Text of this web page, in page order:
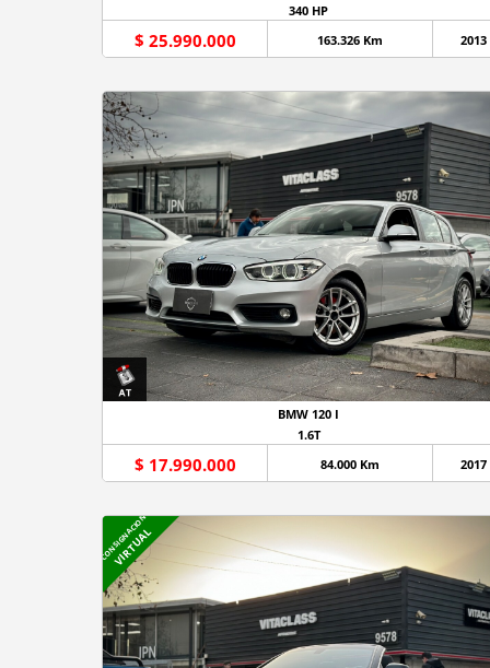
340 HP
$ 25.990.000 163.326 Km 2013
BMW 120 I
1.6T
$ 17.990.000 84.000 Km 2017
CONSIGNACION
VIRTUAL